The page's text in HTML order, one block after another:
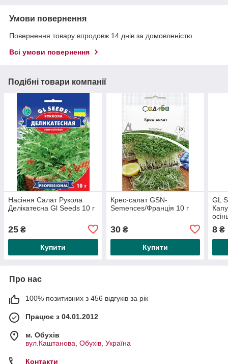
Умови повернення
Повернення товару впродовж 14 днів за домовленістю
Всі умови повернення
Подібні товари компанії
Насіння Салат Рукола
Делікатесна Gl Seeds 10 г
25 ₴
Купити
Крес-салат GSN-
Semences/Франція 10 г
30₴
Купити
GL
8 ₴
Про нас
100% позитивних з 456 відгуків за рік
Працює з 04.01.2012
м. Обухів
вул.Каштанова, Обухів, Україна
Контакти